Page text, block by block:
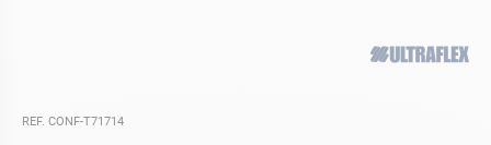
REF. CONF-T71714